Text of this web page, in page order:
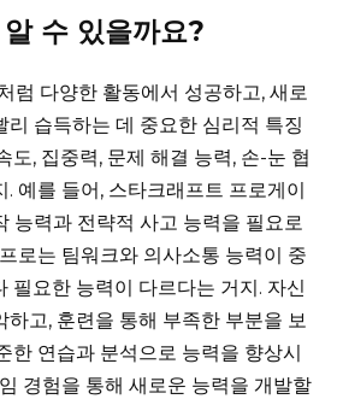
수 있을까요?
럼 다양한 활동에서 성공하고, 새로
리 습득하는 데 중요한 심리적 특징
도, 집중력, 문제 해결 능력, 손-눈 협
. 예를 들어, 스타크래프트 프로게이
능력과 전략적 사고 능력을 필요로
로는 팀워크와 의사소통 능력이 중
필요한 능력이 다르다는 거지. 자신
하고, 훈련을 통해 부족한 부분을 보
한 연습과 분석으로 능력을 향상시
경험을 통해 새로운 능력을 개발할